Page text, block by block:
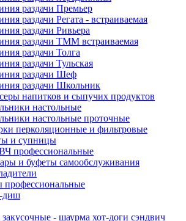
раздачи Премьер
раздачи Регата - встраиваемая
раздачи Ривьера
раздачи ТММ встраиваемая
раздачи Толга
раздачи Тульская
раздачи Шеф
раздачи Школьник
напитков и сыпучих продуктов
настольные
настольные проточные
перколяционные и фильтровые
и супницы
профессиональные
и буфеты самообслуживания
профессиональные
диш